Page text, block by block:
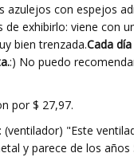
azulejos con espejos
exhibirlo: viene con
bien trenzada.Cada
:) No puedo
por $ 27,97.
(ventilador) "Este
y parece de los años